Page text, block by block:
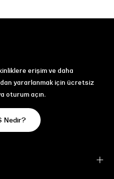
erişim ve daha
yararlanmak için ücretsiz
oturum açın.
Nedir?